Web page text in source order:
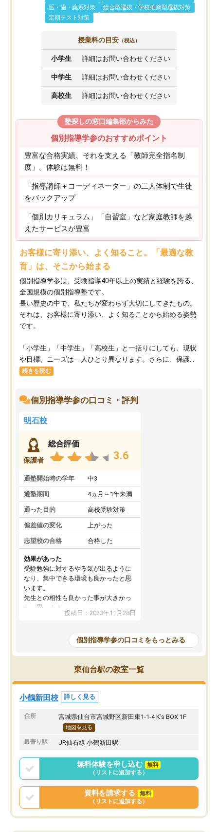
医・歯・薬系対策
総合型選抜・学校推薦型選抜対策
定期テスト対策
授業料の目安 （税込）
小学生 詳細はお問い合わせください
中学生 詳細はお問い合わせください
高校生 詳細はお問い合わせください
塾探しの窓口編集部からみた
個別指導学参のおすすめポイント
豊富な合格実績、それを支える「教師完全指名制
度」。体験は無料！
「指導講師＋コーディネーター」の二人体制で生徒
をバックアップ
「個別カリキュラム」「自習室」など家庭教師を越
えたサービスが豊富
お客様に寄り添い、よく知ること。「最適な教
育」は、そこから始まる
個別指導学参は、受験指導40年以上の実績と経験を誇る、
全国規模の個別指導塾です。
長い歴史の中で、私たちが変わらず大切にしてきたもの。
それは、お客様に寄り添い、よく知ることから始める姿勢
です。
「小学生」「中学生」「高校生」と一括りにしても、現状
や目標、ニーズは一人ひとり異なります。さらに、保護...
続きを読む
個別指導学参の口コミ・評判
明石校
保護者
総合評価
3.6
通塾開始時の学年 中3
通塾期間 4ヵ月～1年未満
通った目的 高校受験対策
偏差値の変化 上がった
志望校の合格 合格した
効果があった
受験勉強に対するやる気が出るように
なり、集中できる環境も良かったと思
います。
先生との相性も良かった事が大きかっ
たと思います。
投稿日：2023年11月28日
個別指導学参の口コミをもっとみる
東仙台駅の教室一覧
小鶴新田校 詳しく見る
住所 宮城県仙台市宮城野区新田東1-1-4 K's BOX 1F
地図を見る
最寄り駅 JR仙石線 小鶴新田駅
無料体験を申し込む
無料
（リストに追加する）
資料を請求する
無料
（リストに追加する）